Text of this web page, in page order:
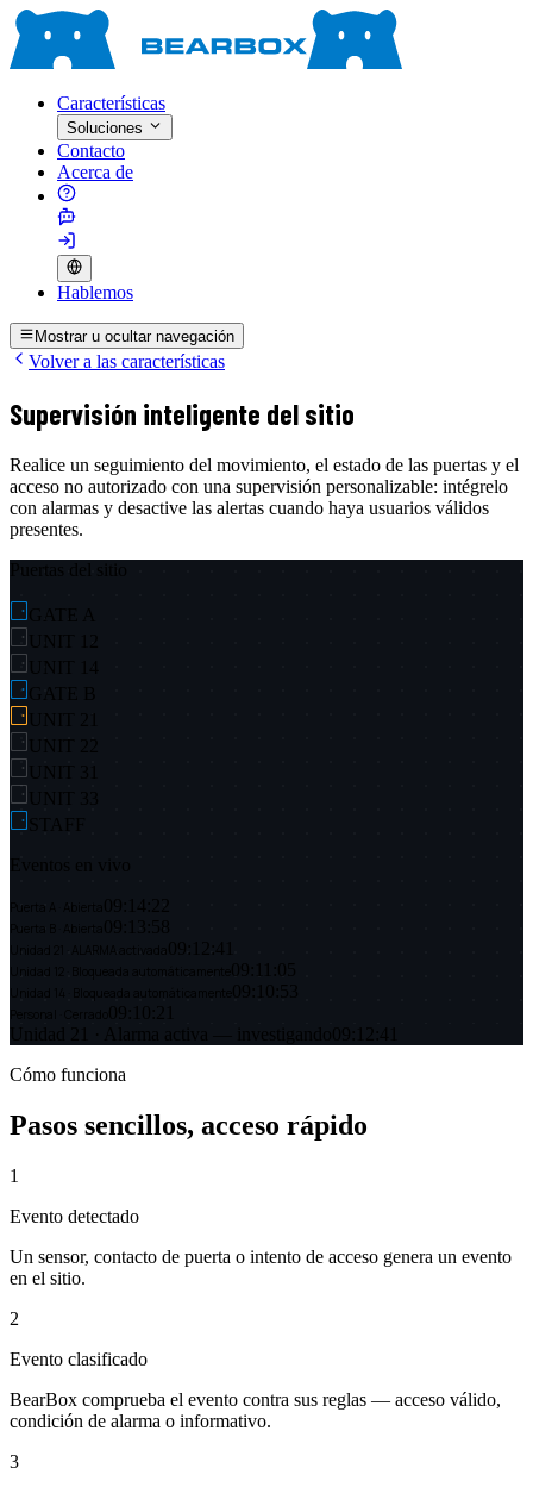
Características
Soluciones
Contacto
Acerca de
Hablemos
Mostrar u ocultar navegación
Volver a las características
Supervisión inteligente del sitio
Realice un seguimiento del movimiento, el estado de las puertas y el
acceso no autorizado con una supervisión personalizable: intégrelo
con alarmas y desactive las alertas cuando haya usuarios válidos
presentes.
UNIT 12
UNIT 14
GATE B
UNIT 22
Eventos en vivo
Puerta A · Abierta 09:14:22
Puerta B · Abierta 09:13:58
Unidad 21 · ALARMA activada
Cómo funciona
Pasos sencillos, acceso rápido
1
Evento detectado
Un sensor, contacto de puerta o intento de acceso genera un evento
en el sitio.
2
Evento clasificado
BearBox comprueba el evento contra sus reglas — acceso válido,
condición de alarma o informativo.
3